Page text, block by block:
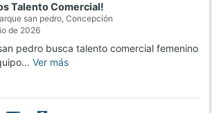
Talento Comercial!
san pedro, Concepción
de 2026
pedro busca talento comercial femenino
Ver más